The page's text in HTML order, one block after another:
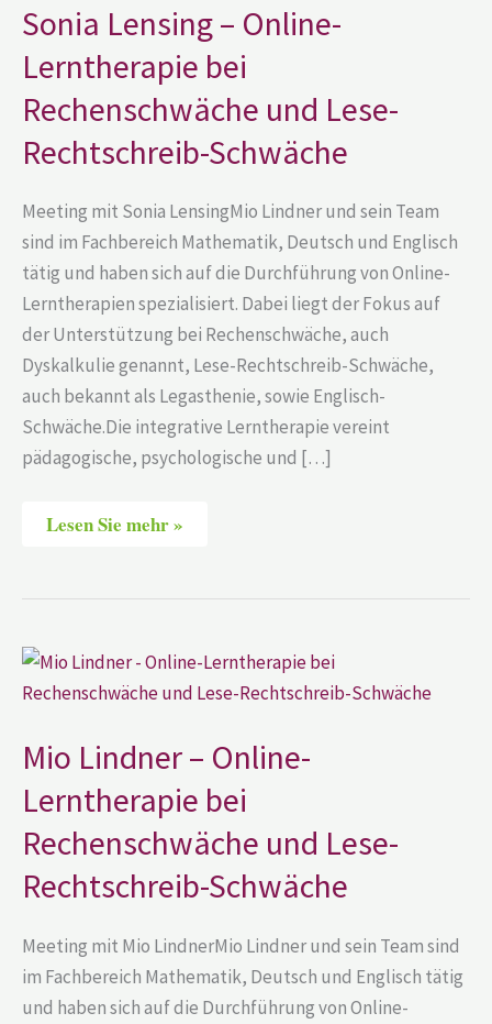
Sonia Lensing – Online-
Lerntherapie bei
Rechenschwäche und Lese-
Rechtschreib-Schwäche
Meeting mit Sonia LensingMio Lindner und sein Team
sind im Fachbereich Mathematik, Deutsch und Englisch
tätig und haben sich auf die Durchführung von Online-
Lerntherapien spezialisiert. Dabei liegt der Fokus auf
der Unterstützung bei Rechenschwäche, auch
Dyskalkulie genannt, Lese-Rechtschreib-Schwäche,
auch bekannt als Legasthenie, sowie Englisch-
Schwäche.Die integrative Lerntherapie vereint
pädagogische, psychologische und […]
Lesen Sie mehr »
Mio Lindner – Online-
Lerntherapie bei
Rechenschwäche und Lese-
Rechtschreib-Schwäche
Meeting mit Mio LindnerMio Lindner und sein Team sind
im Fachbereich Mathematik, Deutsch und Englisch tätig
und haben sich auf die Durchführung von Online-
Mio
Lindner
–
bei
Rechenschwäche
Lese-
Schwäche